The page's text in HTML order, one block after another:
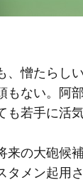
憎たらし
もない。阿
も若手に活
の大砲候
タメン起用